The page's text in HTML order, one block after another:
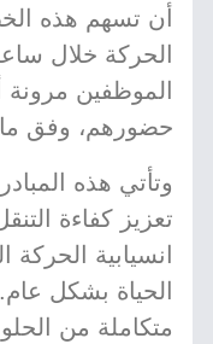
أن تسهم هذه
الحركة خلال
الموظفين مرونة
حضورهم، وفق
وتأتي هذه
تعزيز كفاءة
انسيابية
الحياة بشكل
متكاملة من